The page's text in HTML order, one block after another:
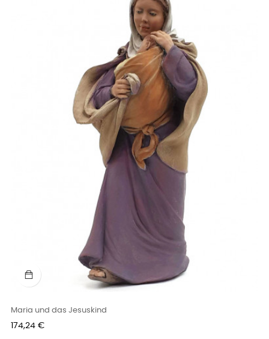
Maria und das Jesuskind
Preis
174,24 €